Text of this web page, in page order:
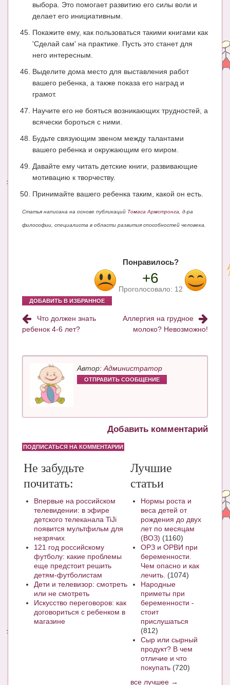
выбора. Это помогает развитию его силы воли и
делает его инициативным.
Покажите ему, как пользоваться такими книгами как
'Сделай сам' на практике. Пусть это станет для
него интересным.
Выделите дома место для выставления работ
вашего ребенка, а также показа его наград и
грамот.
Научите его не бояться возникающих трудностей, а
всячески бороться с ними.
Будьте связующим звеном между талантами
вашего ребенка и окружающим его миром.
Давайте ему читать детские книги, развивающие
мотивацию к творчеству.
Принимайте вашего ребенка таким, какой он есть.
Статья написана на основе публикаций Томаса Армстронга , д-ра
философии, специалиста в области развития способностей человека.
Понравилось?
+6
Проголосовало: 12
ДОБАВИТЬ В ИЗБРАННОЕ
Что должен знать
ребенок 4-6 лет?
Аллергия на грудное
молоко? Невозможно!
Автор: Администратор
ОТПРАВИТЬ СООБЩЕНИЕ
Добавить комментарий
ПОДПИСАТЬСЯ НА КОММЕНТАРИИ
Не забудьте
почитать:
Впервые на российском
телевидении: в эфире
детского телеканала TiJi
появится мультфильм для
незрячих
121 год российскому
футболу: какие проблемы
еще предстоит решить
детям-футболистам
Дети и телевизор: смотреть
или не смотреть
Искусство переговоров: как
договориться с ребенком в
магазине
Лучшие
статьи
Нормы роста и
веса детей от
рождения до двух
лет по месяцам
(ВОЗ) (1160)
ОРЗ и ОРВИ при
беременности.
Чем опасно и как
лечить. (1074)
Народные
приметы при
беременности -
стоит
прислушаться
(812)
Сыр или сырный
продукт? В чем
отличие и что
покупать (720)
все лучшее →